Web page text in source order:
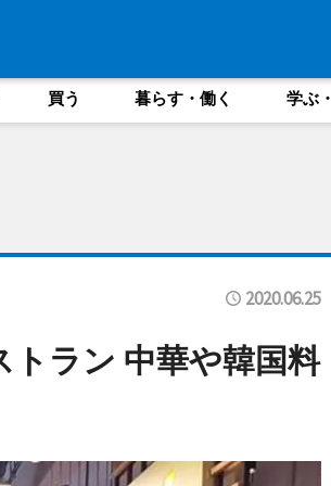
買う 暮らす・働く 学ぶ
2020.06.25
ラン 中華や韓国料